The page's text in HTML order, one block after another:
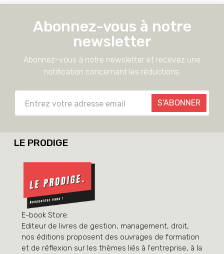
Abonnez-vous à notre
newsletter
Abonnez-vous à notre newsletter et recevez une
notification concernant les réductions.
S'ABONNER
LE PRODIGE
E-book Store:
Editeur de livres de gestion, management, droit,
nos éditions proposent des ouvrages de formation
et de réflexion sur les thèmes liés à l'entreprise, à la